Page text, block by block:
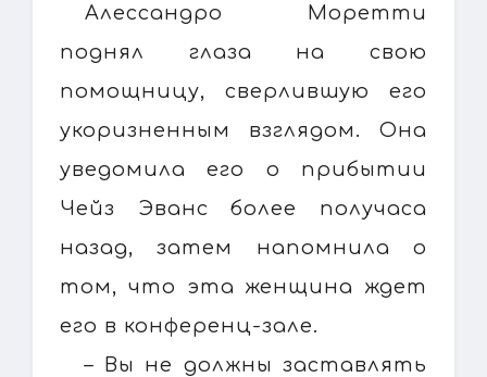
Алессандро Моретти
поднял глаза на свою
помощницу, сверлившую его
укоризненным взглядом. Она
уведомила его о прибытии
Чейз Эванс более получаса
назад, затем напомнила о
том, что эта женщина ждет
его в конференц-зале.
– Вы не должны заставлять